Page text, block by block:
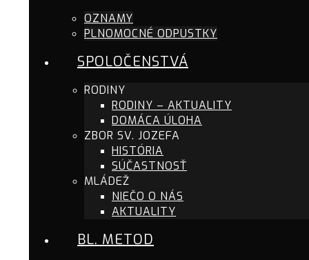
OZNAMY
PLNOMOCNÉ ODPUSTKY
SPOLOČENSTVÁ
RODINY
RODINY – AKTUALITY
DOMÁCA ÚLOHA
ZBOR SV. JOZEFA
HISTÓRIA
SÚČASTNOSŤ
MLÁDEŽ
NIEČO O NÁS
AKTUALITY
BL. METOD